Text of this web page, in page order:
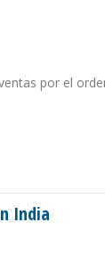
por el
India